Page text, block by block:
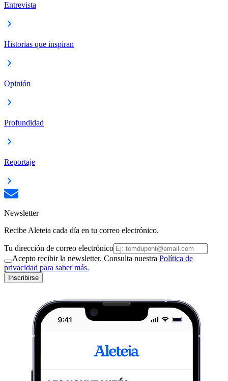
Entrevista
Historias que inspiran
Opinión
Profundidad
Reportaje
Newsletter
Recibe Aleteia cada día en tu correo electrónico.
Tu dirección de correo electrónico
Acepto recibir la newsletter. Consulta nuestra Política de
privacidad para saber más.
Inscribirse